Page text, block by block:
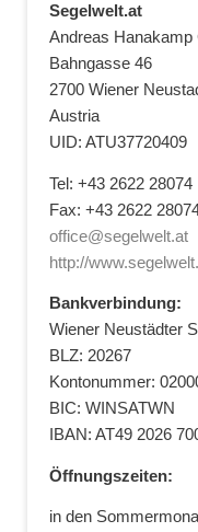
Segelwelt.at
Andreas Hanakamp
Bahngasse 46
2700 Wiener
Austria
UID: ATU37720409
Tel: +43 2622 28074
Fax: +43 2622
office@segelwelt.at
http://
Bankverbindung:
Wiener Neustädter
BLZ: 20267
Kontonummer:
BIC: WINSATWN
IBAN: AT49 2026
Öffnungszeiten:
in den